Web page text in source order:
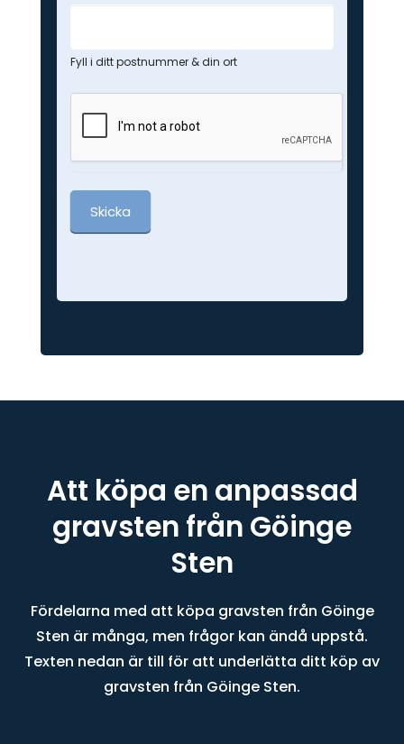
Fyll i ditt postnummer & din ort
Skicka
Att köpa en anpassad
gravsten från Göinge
Sten
Fördelarna med att köpa gravsten från Göinge
Sten är många, men frågor kan ändå uppstå.
Texten nedan är till för att underlätta ditt köp av
gravsten från Göinge Sten.